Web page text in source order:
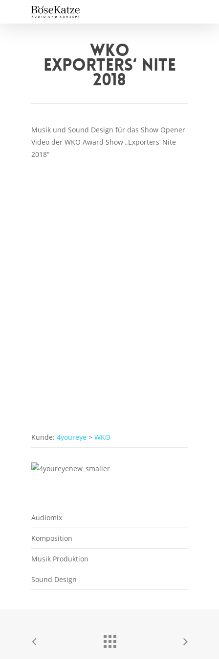
WKO
EXPORTERS‘ NITE
2018
Musik und Sound Design für das Show Opener
Video der WKO Award Show „Exporters‘ Nite
2018“
Kunde: 4youreye > WKO
Audiomix
Komposition
Musik Produktion
Sound Design